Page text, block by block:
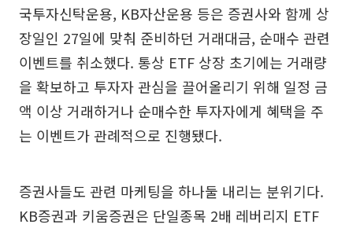
국투자신탁운용, KB자산운용 등은 증권사와 함께 상
장일인 27일에 맞춰 준비하던 거래대금, 순매수 관련
이벤트를 취소했다. 통상 ETF 상장 초기에는 거래량
을 확보하고 투자자 관심을 끌어올리기 위해 일정 금
액 이상 거래하거나 순매수한 투자자에게 혜택을 주
는 이벤트가 관례적으로 진행됐다.
증권사들도 관련 마케팅을 하나둘 내리는 분위기다.
KB증권과 키움증권은 단일종목 2배 레버리지 ETF